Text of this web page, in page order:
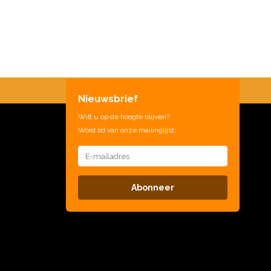
Nieuwsbrief
Wilt u op de hoogte blijven?
Word lid van onze mailinglijst:
Abonneer